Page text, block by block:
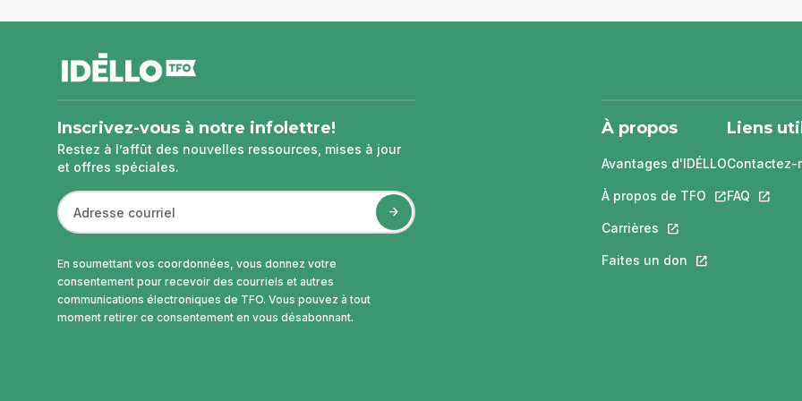
pageInscrivez-vous à notre infolettre!
Restez à l’affût des nouvelles ressources, mises à jour
et offres spéciales.
En soumettant vos coordonnées, vous donnez votre
consentement pour recevoir des courriels et autres
communications électroniques de TFO. Vous pouvez à tout
moment retirer ce consentement en vous désabonnant.
À propos
Avantages d'IDÉLLO
À propos de TFO Ce lien
Carrières Ce lien s'ouvrira dans
Faites un don Ce lien s'ouvrira
Liens
Contactez-
FAQ Ce